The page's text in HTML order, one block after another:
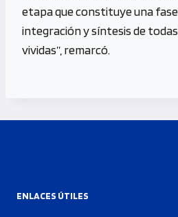
etapa que constituye una
integración y síntesis de
vividas”, remarcó.
ENLACES ÚTILES